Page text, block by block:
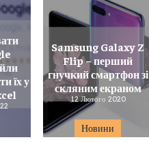
їх у
Новини
Samsung Galaxy Z
Flip – перший
гнучкий смартфон зі
скляним екраном
12 Лютого 2020